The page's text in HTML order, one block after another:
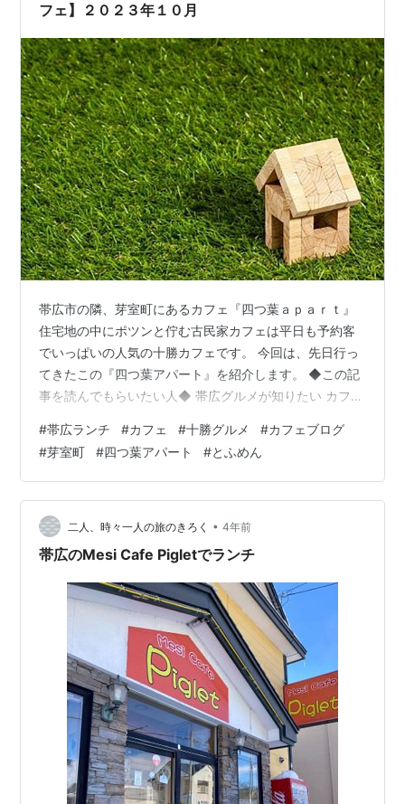
フェ】２０２３年１０月
帯広市の隣、芽室町にあるカフェ『四つ葉ａｐａｒｔ』
住宅地の中にポツンと佇む古民家カフェは平日も予約客
でいっぱいの人気の十勝カフェです。 今回は、先日行っ
てきたこの『四つ葉アパート』を紹介します。 ◆この記
事を読んでもらいたい人◆ 帯広グルメが知りたい カフェ
行ったことのない店に行きたい落ち着いた雰囲気の店を
知りたいデートにおすすめなカフェを知りたい友達と行
くカフェを探している 四つ葉ａｐａｒｔ（四つ葉アパー
ト）は予約必須？ 四つ葉アパートの名前の由来 ハンバー
グプレート 四つ葉ごはん 四つ葉アパートのカレー スイ
ーツ（ケーキ・パフェ） まと…
#帯広ランチ #カフェ #十勝グルメ #カフェブログ
#芽室町 #四つ葉アパート #とふめん
二人、時々一人の旅のきろく • 4年前
帯広のMesi Cafe Pigletでランチ